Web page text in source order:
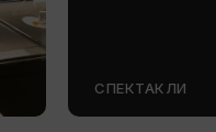
СПЕКТАКЛИ